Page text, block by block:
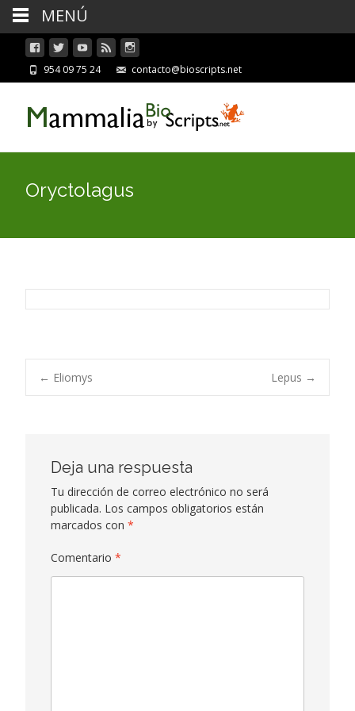
954 09 75 24 contacto@bioscripts.net
Oryctolagus
Navegación
entradas
← Eliomys Lepus →
Deja una respuesta
Tu dirección de correo electrónico no será
publicada. Los campos obligatorios están
marcados con *
Comentario *
MENÚ